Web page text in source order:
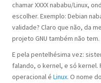
chamar XXXX nababu/Linux,
escolher. Exemplo: Debian
validade? Claro que não, da
projeto GNU também não tem.
E pela pentelhésima vez:
falando, o kernel, e só
operacional é Linux. O nome